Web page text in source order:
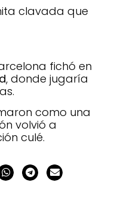
clavada que
fichó en
, donde jugaría
como una
volvió a
culé.